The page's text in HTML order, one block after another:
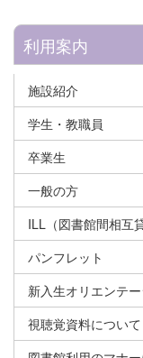
利用案内
施設紹介
学生・教職員
卒業生
一般の方
ILL（図書館間相互
パンフレット
新入生オリエンテ
視聴覚資料について